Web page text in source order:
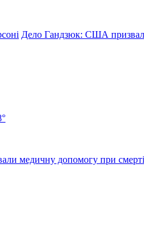
Дело Гандзюк: США
медичну допомогу при смерті